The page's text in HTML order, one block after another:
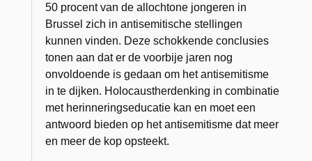
50 procent van de allochtone jongeren in
Brussel zich in antisemitische stellingen
kunnen vinden. Deze schokkende conclusies
tonen aan dat er de voorbije jaren nog
onvoldoende is gedaan om het antisemitisme
in te dijken. Holocaustherdenking in combinatie
met herinneringseducatie kan en moet een
antwoord bieden op het antisemitisme dat meer
en meer de kop opsteekt.